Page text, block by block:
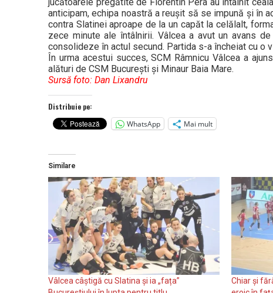
anticipam, echipa noastră a reușit să se impună și în
contra Slatinei aproape de la un capăt la celălalt,
zece minute ale întâlnirii. Vâlcea a avut un avans
consolideze în actul secund. Partida s-a încheiat cu
În urma acestui succes, SCM Râmnicu Vâlcea a
alături de CSM București și Minaur Baia Mare.
Sursă foto: Dan Lixandru
Distribuie pe:
WhatsApp
Mai mult
Similare
Vâlcea câștigă cu Slatina și ia „fața”
Chiar și